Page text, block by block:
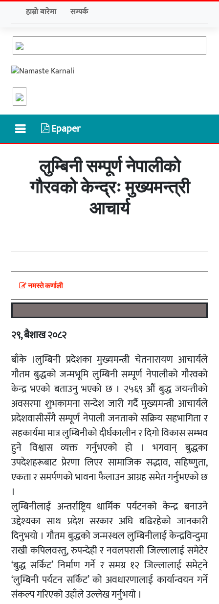
हाम्रो बारेमा सम्पर्क
Epaper
लुम्बिनी सम्पूर्ण नेपालीको
गौरवको केन्द्रः मुख्यमन्त्री
आचार्य
नमस्ते कर्णाली
२९, बैशाख २०८२
बाँके ।लुम्बिनी प्रदेशका मुख्यमन्त्री चेतनारायण आचार्यले
गौतम बुद्धको जन्मभूमि लुम्बिनी सम्पूर्ण नेपालीको गौरवको
केन्द्र भएको बताउनु भएको छ । २५६९ औं बुद्ध जयन्तीको
अवसरमा शुभकामना सन्देश जारी गर्दै मुख्यमन्त्री आचार्यले
प्रदेशवासीसँगै सम्पूर्ण नेपाली जनताको सक्रिय सहभागिता र
सहकार्यमा मात्र लुम्बिनीको दीर्घकालीन र दिगो विकास सम्भव
हुने विश्वास व्यक्त गर्नुभएको हो । भगवान् बुद्धका
उपदेशहरूबाट प्रेरणा लिएर सामाजिक सद्भाव, सहिष्णुता,
एकता र समर्पणको भावना फैलाउन आग्रह समेत गर्नुभएको छ
।
लुम्बिनीलाई अन्तर्राष्ट्रिय धार्मिक पर्यटनको केन्द्र बनाउने
उद्देश्यका साथ प्रदेश सरकार अघि बढिरहेको जानकारी
दिनुभयो । गौतम बुद्धको जन्मस्थल लुम्बिनीलाई केन्द्रविन्दुमा
राखी कपिलवस्तु, रुपन्देही र नवलपरासी जिल्लालाई समेटेर
‘बुद्ध सर्किट’ निर्माण गर्ने र समग्र १२ जिल्लालाई समेट्ने
‘लुम्बिनी पर्यटन सर्किट’ को अवधारणालाई कार्यान्वयन गर्ने
संकल्प गरिएको उहाँले उल्लेख गर्नुभयो ।